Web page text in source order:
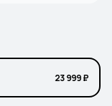
23 999 ₽